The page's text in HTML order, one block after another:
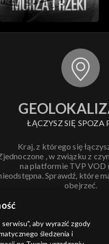
ŁĄCZYSZ SIĘ SPOZA
Kraj, z którego się
, w związku z
na platformie TVP VOD
Sprawdź, które
obejrzeć.
aby wyrazić zgody
śledzenia i